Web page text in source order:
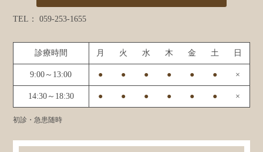
TEL： 059-253-1655
診療時間 月 火 水 木 金 土 日
9:00～13:00 ● ● ● ● ● ● ×
14:30～18:30 ● ● ● ● ● ● ×
初診・急患随時